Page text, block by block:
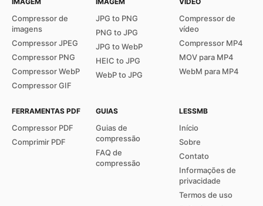
Compressor de
imagens
Compressor JPEG
Compressor PNG
Compressor WebP
Compressor GIF
JPG to PNG
PNG to JPG
JPG to WebP
HEIC to JPG
WebP to JPG
Compressor de
vídeo
Compressor MP4
MOV para MP4
WebM para MP4
FERRAMENTAS PDF
Compressor PDF
Comprimir PDF
GUIAS
Guias de
compressão
FAQ de
compressão
LESSMB
Início
Sobre
Contato
Informações de
privacidade
Termos de uso